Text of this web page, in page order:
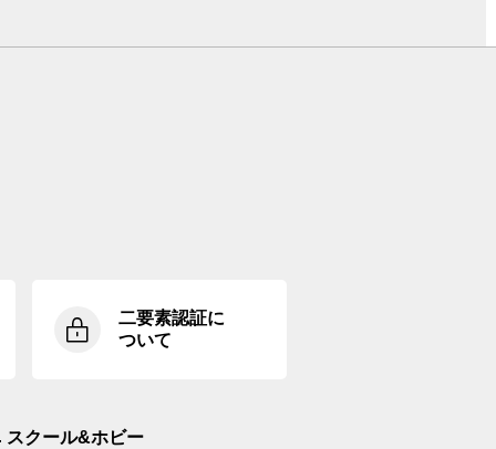
二要素認証に
ついて
スクール&ホビー